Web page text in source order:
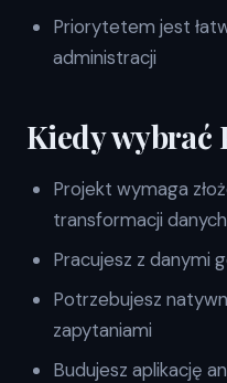
Priorytetem jest
administracji
Kiedy wybrać
Projekt wymaga
transformacji danych
Pracujesz z danymi
Potrzebujesz
zapytaniami
Budujesz aplikację